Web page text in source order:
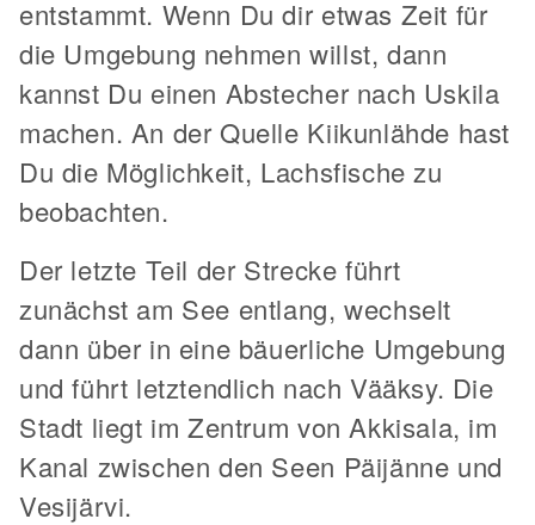
entstammt. Wenn Du dir etwas Zeit für
die Umgebung nehmen willst, dann
kannst Du einen Abstecher nach Uskila
machen. An der Quelle Kiikunlähde hast
Du die Möglichkeit, Lachsfische zu
beobachten.
Der letzte Teil der Strecke führt
zunächst am See entlang, wechselt
dann über in eine bäuerliche Umgebung
und führt letztendlich nach Vääksy. Die
Stadt liegt im Zentrum von Akkisala, im
Kanal zwischen den Seen Päijänne und
Vesijärvi.